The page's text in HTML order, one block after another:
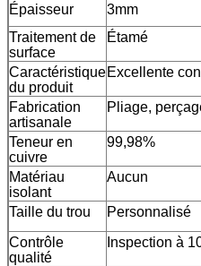
Épaisseur
3mm
Traitement de
surface
Étamé
Caractéristique
du produit
Excellente
Fabrication
artisanale
Pliage,
Teneur en
cuivre
99,98%
Matériau
isolant
Aucun
Taille du trou
Personnalisé
Contrôle
qualité
Inspection à